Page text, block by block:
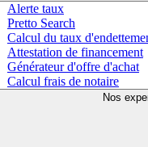
Alerte taux
Pretto Search
Calcul du taux
Attestation de financement
Générateur d'offre d'achat
Calcul frais de notaire
Nos